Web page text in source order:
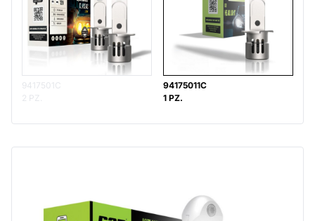
9417501C
2 PZ.
94175011C
1 PZ.